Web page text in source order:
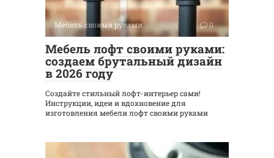
Мебель своими руками 0
Мебель лофт своими руками:
создаем брутальный дизайн
в 2026 году
Создайте стильный лофт-интерьер сами!
Инструкции, идеи и вдохновение для
изготовления мебели лофт своими руками